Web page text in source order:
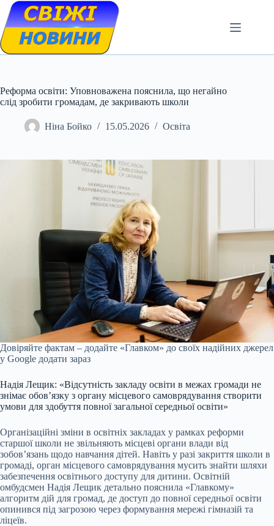
Skip
content
Реформа освіти: Уповноважена пояснила, що негайно
слід зробити громадам, де закривають школи
Ніна Бойко 15.05.2026 Освіта
Довіряйте фактам – додайте «Главком» до своїх надійних джерел
у Google додати зараз
Надія Лещик: «Відсутність закладу освіти в межах громади не
знімає обов’язку з органу місцевого самоврядування створити
умови для здобуття повної загальної середньої освіти»
Організаційні зміни в освітніх закладах у рамках реформи
старшої школи не звільняють місцеві органи влади від
зобов’язань щодо навчання дітей. Навіть у разі закриття школи в
громаді, орган місцевого самоврядування мусить знайти шляхи
забезпечення освітнього доступу для дитини. Освітній
омбудсмен Надія Лещик детально пояснила «Главкому»
алгоритм дій для громад, де доступ до повної середньої освіти
опинився під загрозою через формування мережі гімназій та
ліцеїв.